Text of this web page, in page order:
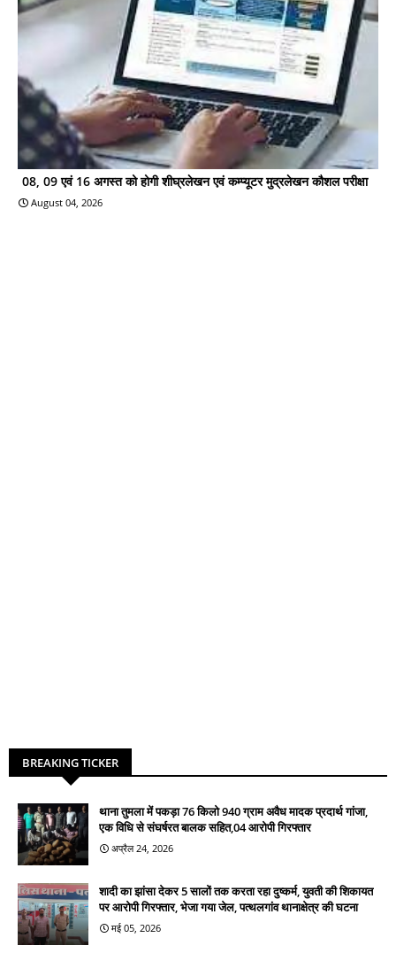
08, 09 एवं 16 अगस्त को होगी शीघ्रलेखन एवं कम्प्यूटर मुद्रलेखन कौशल परीक्षा
August 04, 2026
BREAKING TICKER
थाना तुमला में पकड़ा 76 किलो 940 ग्राम अवैध मादक प्रदार्थ गांजा,
एक विधि से संघर्षरत बालक सहित,04 आरोपी गिरफ्तार
अप्रैल 24, 2026
शादी का झांसा देकर 5 सालों तक करता रहा दुष्कर्म, युवती की शिकायत
पर आरोपी गिरफ्तार, भेजा गया जेल, पत्थलगांव थानाक्षेत्र की घटना
मई 05, 2026